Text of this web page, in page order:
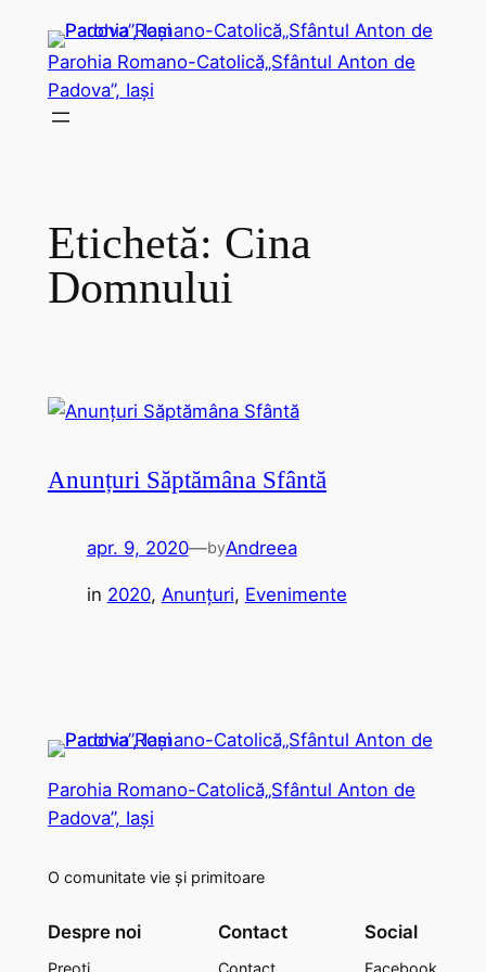
conținut
Parohia Romano-Catolică„Sfântul Anton de
Padova”, Iași
Etichetă: Cina
Domnului
Anunțuri Săptămâna Sfântă
apr. 9, 2020—byAndreea
in 2020, Anunțuri, Evenimente
Parohia Romano-Catolică„Sfântul Anton de
Padova”, Iași
O comunitate vie și primitoare
Despre noi Contact Social